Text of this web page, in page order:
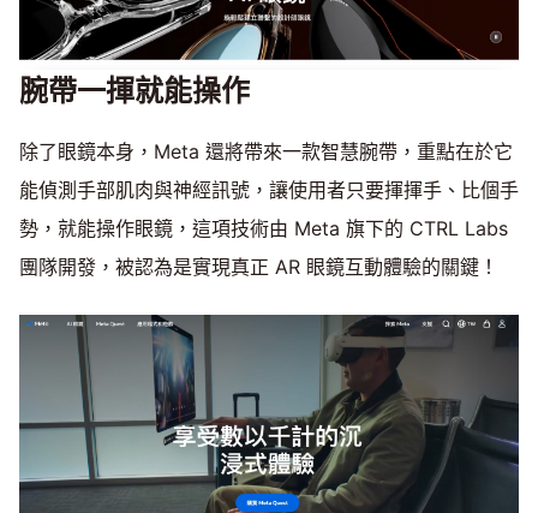
腕帶一揮就能操作
除了眼鏡本身，Meta 還將帶來一款智慧腕帶，重點在於它
能偵測手部肌肉與神經訊號，讓使用者只要揮揮手、比個手
勢，就能操作眼鏡，這項技術由 Meta 旗下的 CTRL Labs
團隊開發，被認為是實現真正 AR 眼鏡互動體驗的關鍵！